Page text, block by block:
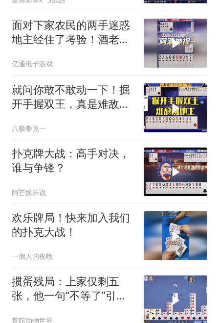
面对下家农民的两手迷惑
地主经住了考验！酒老师
亿通电子游戏
就问你敢不敢动一下！掘
开手握双王，真是难敌两
八极拳兑一
扑克牌大战：高手对决，
谁与争锋？️️️
阿芒娱乐说
欢乐牌局！快来加入我们
的扑克大战！
一個人的夜晚
掼蛋残局：上家仅剩五
张，他一句“不等了”引爆
普陀动物世界